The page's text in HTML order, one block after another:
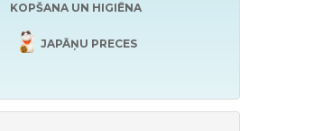
KOPŠANA UN HIGIĒNA
JAPĀŅU PRECES